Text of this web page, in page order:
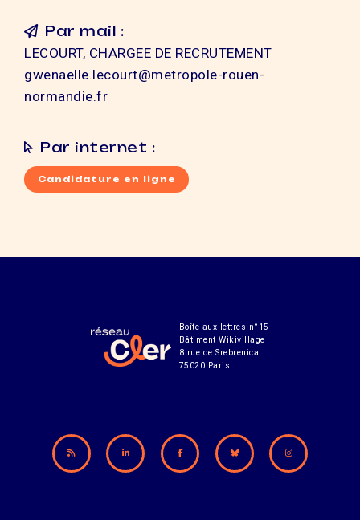
Par mail :
LECOURT, CHARGEE DE RECRUTEMENT
gwenaelle.lecourt@metropole-rouen-
normandie.fr
Par internet :
Candidature en ligne
Boîte aux lettres n°15
Bâtiment Wikivillage
8 rue de Srebrenica
75020 Paris